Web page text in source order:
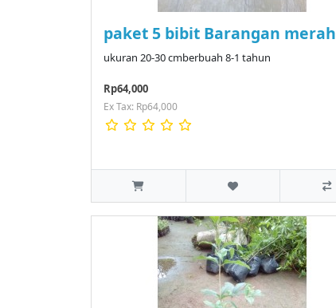
paket 5 bibit Barangan merah
ukuran 20-30 cmberbuah 8-1 tahun
Rp64,000
Ex Tax: Rp64,000